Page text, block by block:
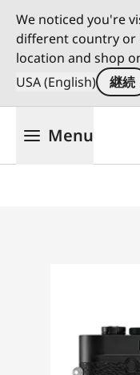
We noticed you're
different country
location and shop
USA (English)
継続
Menu